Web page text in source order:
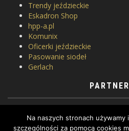
Trendy jeździeckie
Eskadron Shop
hpp-a.pl
Komunix
Oficerki jeździeckie
Pasowanie siodeł
Gerlach
Horse Equipment
Siodlarnia
Na naszych stronach używamy
szczególności za pomocą cookies